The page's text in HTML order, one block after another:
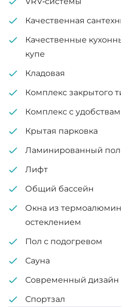
Просторные гостиные
Захватывающие дух
Высокие потолки 3,15
Высокие стандарты
Класс
Внутренняя площадь: 57 м²
Крытая веранда: 12 м²
Качественная
Качественные
купе
Кладовая
Комплекс закрытого
Комплекс с
Крытая парковка
Ламинированный пол
Лифт
Общий бассейн
Окна из
остеклением
Пол с подогревом
Сауна
Современный дизайн
Спортзал